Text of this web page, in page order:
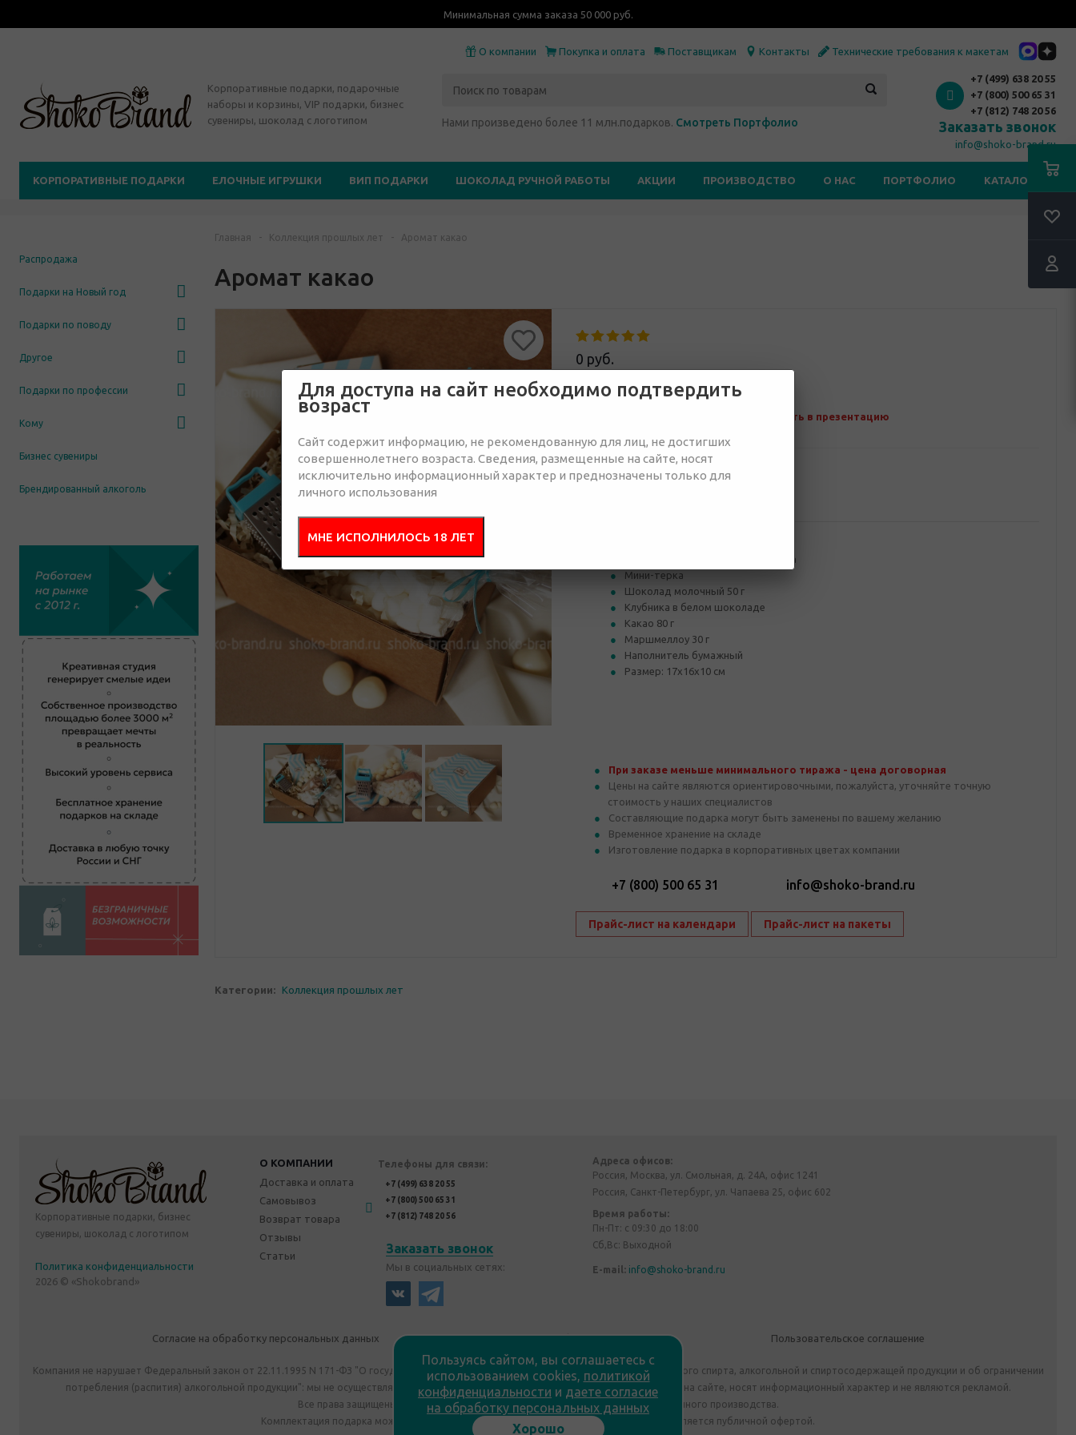
Минимальная сумма заказа 50 000 руб.
О компании Покупка и оплата Поставщикам Контакты Технические требования к макетам
Корпоративные подарки, подарочные
наборы и корзины, VIP подарки, бизнес
сувениры, шоколад с логотипом
Нами произведено более 11 млн.подарков. Смотреть Портфолио
+7 (499) 638 20 55
+7 (800) 500 65 31
+7 (812) 748 20 56
Заказать звонок
info@shoko-brand.ru
КОРПОРАТИВНЫЕ ПОДАРКИ ЕЛОЧНЫЕ ИГРУШКИ ВИП ПОДАРКИ ШОКОЛАД РУЧНОЙ РАБОТЫ АКЦИИ ПРОИЗВОДСТВО О НАС ПОРТФОЛИО КАТАЛОГИ
Распродажа
Подарки на Новый год
Подарки по поводу
Другое
Подарки по профессии
Кому
Бизнес сувениры
Брендированный алкоголь
Главная - Коллекция прошлых лет - Аромат какао
Аромат какао
0 руб.
Добавить в презентацию
Коробка из переплетного картона
Мини-терка
Шоколад молочный 50 г
Клубника в белом шоколаде
Какао 80 г
Маршмеллоу 30 г
Наполнитель бумажный
Размер: 17х16х10 см
При заказе меньше минимального тиража - цена договорная
Цены на сайте являются ориентировочными, пожалуйста, уточняйте точную
стоимость у наших специалистов
Составляющие подарка могут быть заменены по вашему желанию
Временное хранение на складе
Изготовление подарка в корпоративных цветах компании
+7 (800) 500 65 31 info@shoko-brand.ru
Прайс-лист на календари Прайс-лист на пакеты
Категории: Коллекция прошлых лет
Корпоративные подарки, бизнес
сувениры, шоколад с логотипом
Политика конфиденциальности
2026 © «Shokobrand»
О КОМПАНИИ
Доставка и оплата
Самовывоз
Возврат товара
Отзывы
Статьи
Телефоны для связи:
+7 (499) 638 20 55
+7 (800) 500 65 31
+7 (812) 748 20 56
Заказать звонок
Мы в социальных сетях:
Адреса офисов:
Россия, Москва, ул. Смольная, д. 24А, офис 1241
Россия, Санкт-Петербург, ул. Чапаева 25, офис 602
Время работы:
Пн-Пт: с 09:30 до 18:00
Сб,Вс: Выходной
E-mail: info@shoko-brand.ru
Согласие на обработку персональных данных Политика конфиденциальности Пользовательское соглашение
Компания не нарушает Федеральный закон от 22.11.1995 N 171-ФЗ "О государственном регулировании производства и оборота этилового спирта, алкогольной и спиртосодержащей продукции и об ограничении
потребления (распития) алкогольной продукции": мы не осуществляем дистанционную торговлю. Все материалы, размещенные на сайте, носят информационный характер и не являются рекламой.
Все права защищены "Shoko Brand". Авторские корпоративные подарки собственного производства.
Комплектация подарка может отличаться от изображения. Информация на сайте не является публичной офертой.
Для доступа на сайт необходимо подтвердить
возраст
Сайт содержит информацию, не рекомендованную для лиц, не достигших
совершеннолетнего возраста. Сведения, размещенные на сайте, носят
исключительно информационный характер и преднозначены только для
личного использования
МНЕ ИСПОЛНИЛОСЬ 18 ЛЕТ
Пользуясь сайтом, вы соглашаетесь с
использованием cookies, политикой
конфиденциальности и даете согласие
на обработку персональных данных
Хорошо